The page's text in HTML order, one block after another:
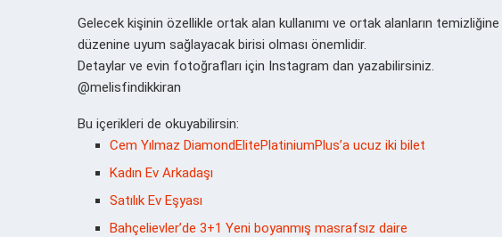
Gelecek kişinin özellikle ortak alan kullanımı ve ortak alanların
düzenine uyum sağlayacak birisi olması önemlidir.
Detaylar ve evin fotoğrafları için Instagram dan yazabilirsiniz.
@melisfindikkiran
Bu içerikleri de okuyabilirsin:
Cem Yılmaz DiamondElitePlatiniumPlus’a ucuz iki bilet
Kadın Ev Arkadaşı
Satılık Ev Eşyası
Bahçelievler’de 3+1 Yeni boyanmış masrafsız daire